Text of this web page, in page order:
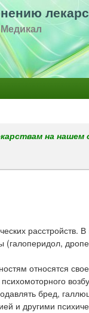
на нашем
расстройств. В
(галоперидол,
относятся
бред,
и другими